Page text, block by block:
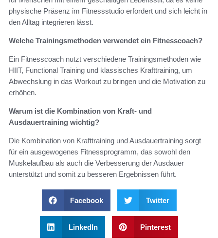
physische Präsenz im Fitnessstudio erfordert und sich leicht in
den Alltag integrieren lässt.
Welche Trainingsmethoden verwendet ein Fitnesscoach?
Ein Fitnesscoach nutzt verschiedene Trainingsmethoden wie
HIIT, Functional Training und klassisches Krafttraining, um
Abwechslung in das Workout zu bringen und die Motivation zu
erhöhen.
Warum ist die Kombination von Kraft- und
Ausdauertraining wichtig?
Die Kombination von Krafttraining und Ausdauertraining sorgt
für ein ausgewogenes Fitnessprogramm, das sowohl den
Muskelaufbau als auch die Verbesserung der Ausdauer
unterstützt und somit zu besseren Ergebnissen führt.
Facebook Twitter
LinkedIn Pinterest